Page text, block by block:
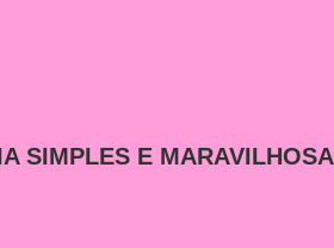
SIMPLES E MARAVILHOSA